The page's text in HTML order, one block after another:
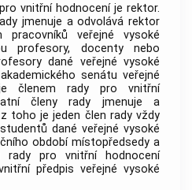
vnitřní hodnocení je rektor.
jmenuje a odvolává rektor
pracovníků veřejné vysoké
profesory, docenty nebo
dané veřejné vysoké
senátu veřejné
členem rady pro vnitřní
členy rady jmenuje a
toho je jeden člen rady vždy
dané veřejné vysoké
období místopředsedy a
rady pro vnitřní hodnocení
předpis veřejné vysoké